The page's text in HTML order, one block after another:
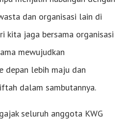
dan organisasi lain di
kita jaga bersama organisasi
mewujudkan
depan lebih maju dan
dalam sambutannya.
seluruh anggota KWG